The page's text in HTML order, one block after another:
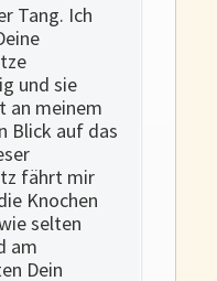
Tang. Ich
und sie
an meinem
Blick auf das
fährt mir
Knochen
selten
am
Dein